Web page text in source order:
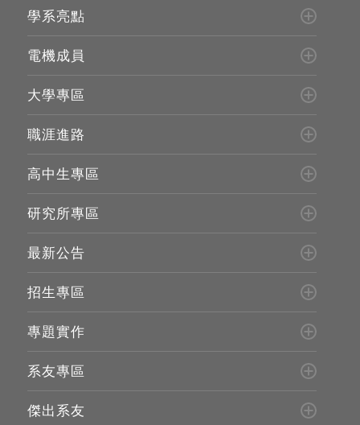
學系亮點
電機成員
大學專區
職涯進路
高中生專區
研究所專區
最新公告
招生專區
專題實作
系友專區
傑出系友